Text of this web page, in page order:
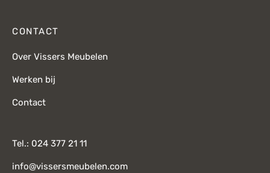
CONTACT
Over Vissers Meubelen
Werken bij
Contact
Tel.: 024 377 21 11
info@vissersmeubelen.com